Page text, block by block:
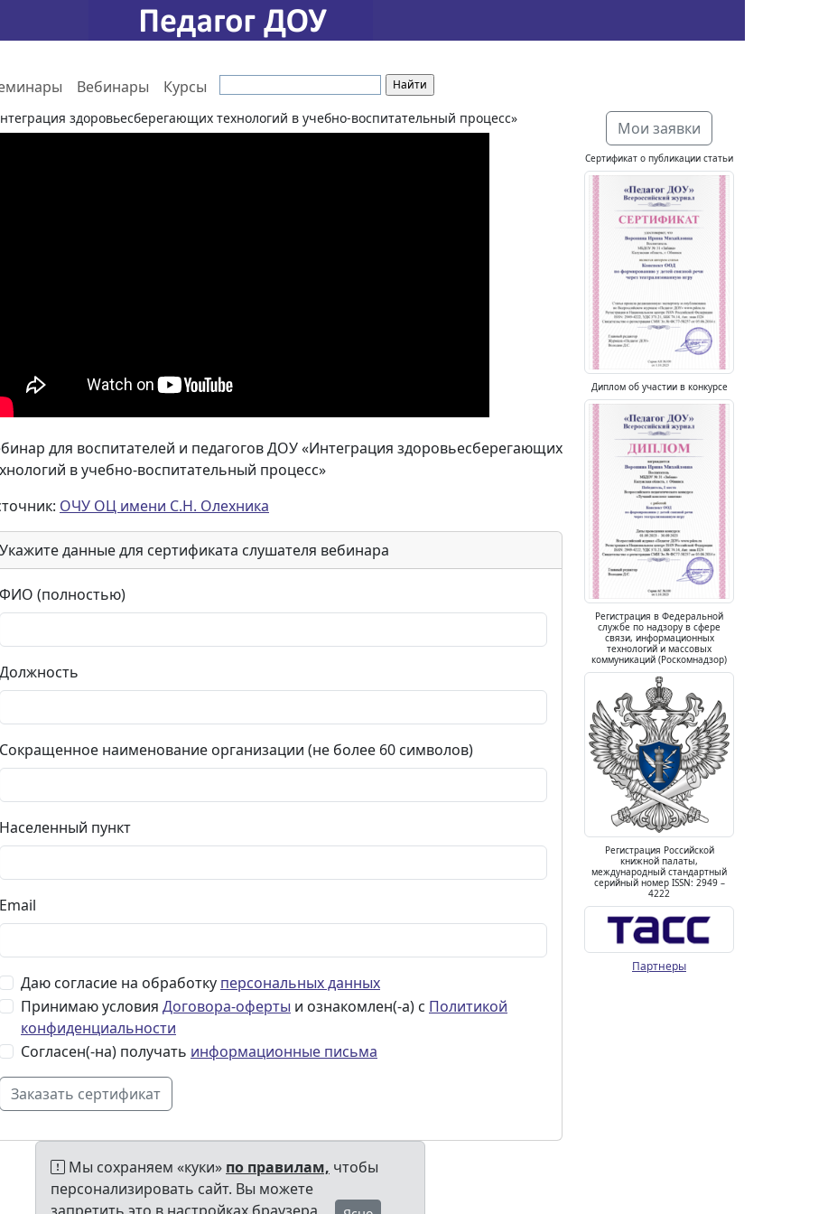
Вебинары Курсы
здоровьесберегающих технологий в учебно-воспитательный процесс»
для воспитателей и педагогов ДОУ «Интеграция здоровьесберегающих
в учебно-воспитательный процесс»
ОЧУ ОЦ имени С.Н. Олехника
Укажите данные для сертификата слушателя вебинара
ФИО (полностью)
Должность
Сокращенное наименование организации (не более 60 символов)
Населенный пункт
Email
Даю согласие на обработку персональных данных
Принимаю условия Договора-оферты и ознакомлен(-а) с Политикой
конфиденциальности
Согласен(-на) получать информационные письма
Мои заявки
Сертификат о публикации статьи
Диплом об участии в конкурсе
Регистрация в Федеральной
службе по надзору в сфере
связи, информационных
технологий и массовых
коммуникаций (Роскомнадзор)
Регистрация Российской
книжной палаты,
международный стандартный
серийный номер ISSN: 2949 –
4222
Партнеры
Мы сохраняем «куки» по правилам, чтобы
персонализировать сайт. Вы можете